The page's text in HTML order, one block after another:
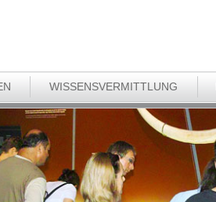
WISSENSVERMITTLUNG